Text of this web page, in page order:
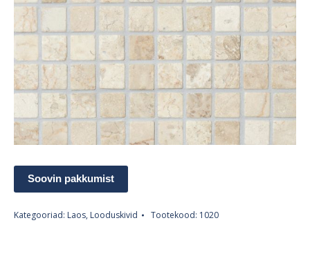
Soovin pakkumist
Kategooriad: Laos, Looduskivid Tootekood: 1020